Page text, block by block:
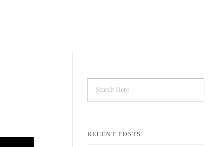
RECENT POSTS